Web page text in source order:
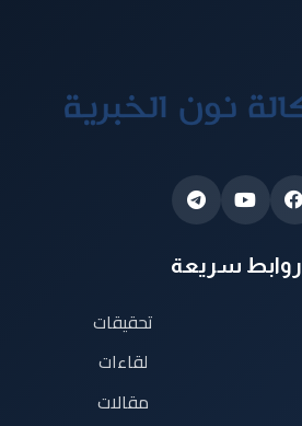
روابط سريعة
تحقيقات
لقاءات
مقالات